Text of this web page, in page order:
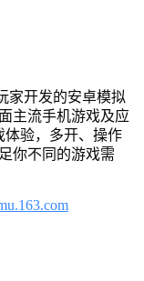
家开发的安卓模拟
主流手机游戏及应
体验，多开、操作
你不同的游戏需